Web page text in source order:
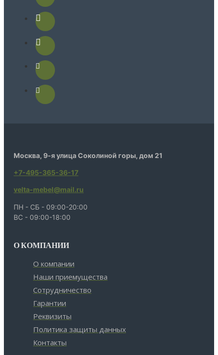
Москва, 9-я улица Соколиной горы, дом 21
+7-495-365-36-17
velta-mebel@mail.ru
ПН - СБ - 09:00-20:00
ВС - 09:00-18:00
О КОМПАНИИ
О компании
Наши приемущества
Сотрудничество
Гарантии
Реквизиты
Политика защиты данных
Контакты